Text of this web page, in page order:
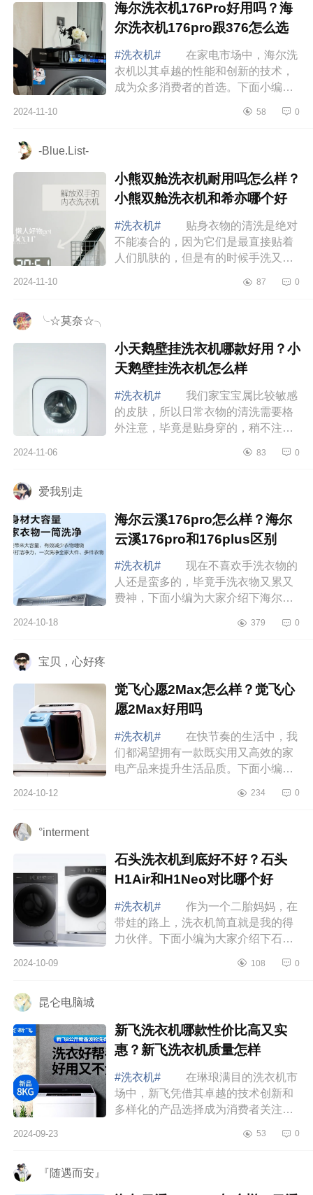
海尔洗衣机176Pro好用吗？海
尔洗衣机176pro跟376怎么选
#洗衣机#
在家电市场中，海尔洗
衣机以其卓越的性能和创新的技术，
成为众多消费者的首选。下面小编为
吗？海尔洗衣机176pro跟376怎么
2024-11-10 58 0
-Blue.List-
小熊双舱洗衣机耐用吗怎么样？
小熊双舱洗衣机和希亦哪个好
#洗衣机#
贴身衣物的清洗是绝对
不能凑合的，因为它们是最直接贴着
人们肌肤的，但是有的时候手洗又不
台内衣洗衣机就真的非常重要了，下
2024-11-10 87 0
╰☆莫奈☆╮
小天鹅壁挂洗衣机哪款好用？小
天鹅壁挂洗衣机怎么样
#洗衣机#
我们家宝宝属比较敏感
的皮肤，所以日常衣物的清洗需要格
外注意，毕竟是贴身穿的，稍不注意
绍下小天鹅壁挂洗衣机哪款好用？小
2024-11-06 83 0
爱我别走
海尔云溪176pro怎么样？海尔
云溪176pro和176plus区别
#洗衣机#
现在不喜欢手洗衣物的
人还是蛮多的，毕竟手洗衣物又累又
费神，下面小编为大家介绍下海尔云
176plus区别 海尔云溪176pro怎
2024-10-18 379 0
宝贝，心好疼
觉飞心愿2Max怎么样？觉飞心
愿2Max好用吗
#洗衣机#
在快节奏的生活中，我
们都渴望拥有一款既实用又高效的家
电产品来提升生活品质。下面小编为
飞心愿2Max好用吗 觉飞心愿
2024-10-12 234 0
°interment
石头洗衣机到底好不好？石头
H1Air和H1Neo对比哪个好
#洗衣机#
作为一个二胎妈妈，在
带娃的路上，洗衣机简直就是我的得
力伙伴。下面小编为大家介绍下石头
H1Neo对比哪个好 石头H1Air和
2024-10-09 108 0
昆仑电脑城
新飞洗衣机哪款性价比高又实
惠？新飞洗衣机质量怎样
#洗衣机#
在琳琅满目的洗衣机市
场中，新飞凭借其卓越的技术创新和
多样化的产品选择成为消费者关注的
衣机哪款性价比高又实惠？新飞洗衣
2024-09-23 53 0
『随遇而安』